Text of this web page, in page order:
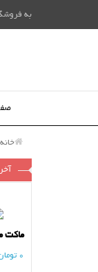
به
خانه
ماکت
0 تومان